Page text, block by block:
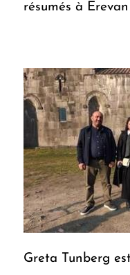
résumés à Erevan
Greta Tunberg